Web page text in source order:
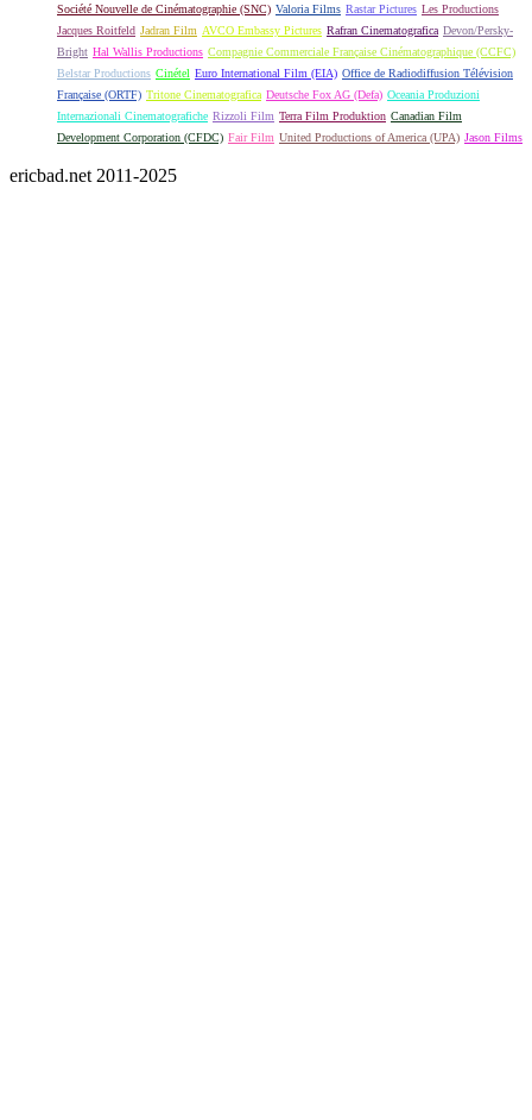
Société Nouvelle de Cinématographie (SNC) Valoria Films Rastar Pictures Les Productions
Jacques Roitfeld Jadran Film AVCO Embassy Pictures Rafran Cinematografica Devon/Persky-
Bright Hal Wallis Productions Compagnie Commerciale Française Cinématographique (CCFC)
Belstar Productions Cinétel Euro International Film (EIA) Office de Radiodiffusion Télévision
Française (ORTF) Tritone Cinematografica Deutsche Fox AG (Defa) Oceania Produzioni
Internazionali Cinematografiche Rizzoli Film Terra Film Produktion Canadian Film
Development Corporation (CFDC) Fair Film United Productions of America (UPA) Jason Films
ericbad.net 2011-2025